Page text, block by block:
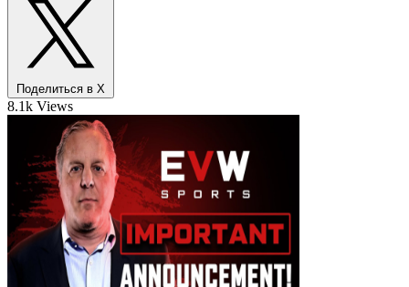
Поделиться в X
8.1k Views